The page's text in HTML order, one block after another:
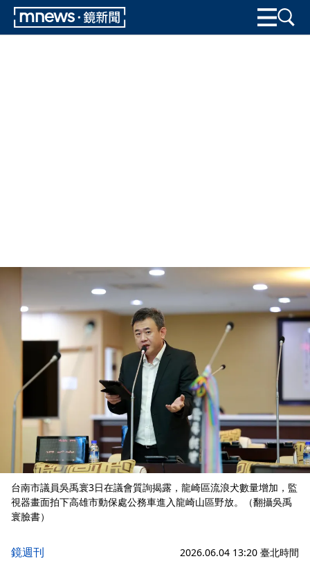
台南市議員吳禹寰3日在議會質詢揭露，龍崎區流浪犬數量增加，監
視器畫面拍下高雄市動保處公務車進入龍崎山區野放。（翻攝吳禹
寰臉書）
鏡週刊 2026.06.04 13:20 臺北時間